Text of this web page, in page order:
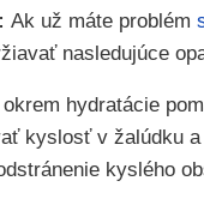
Ak už máte problém
nasledujúce
hydratácie
kyslosť v žalúdku a
kyslého